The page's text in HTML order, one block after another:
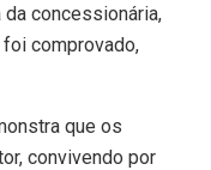
da concessionária,
comprovado,
que os
convivendo por